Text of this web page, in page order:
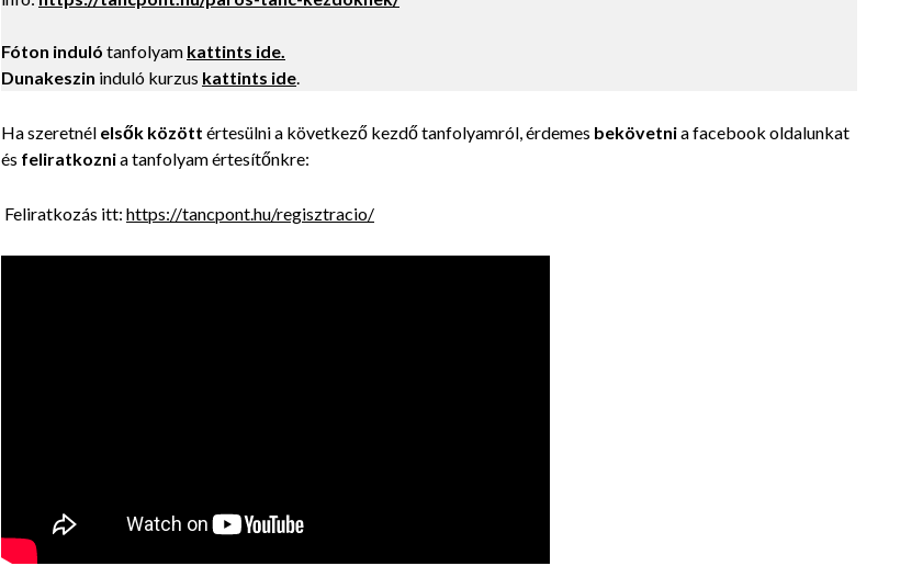
Fóton induló tanfolyam kattints ide.
Dunakeszin induló kurzus kattints ide.
Ha szeretnél elsők között értesülni a következő kezdő tanfolyamról, érdemes bekövetnia facebook oldalunkat
és feliratkoznia tanfolyam értesítőnkre:
Feliratkozás itt: https://tancpont.hu/regisztracio/